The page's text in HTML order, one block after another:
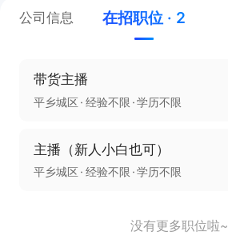
公司信息 在招职位 · 2
带货主播
平乡城区 经验不限 学历不限
主播（新人小白也可）
平乡城区 经验不限 学历不限
没有更多职位啦~